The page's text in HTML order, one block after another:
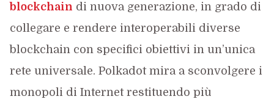
blockchain di nuova generazione, in grado di
collegare e rendere interoperabili diverse
blockchain con specifici obiettivi in un’unica
rete universale. Polkadot mira a sconvolgere i
monopoli di Internet restituendo più